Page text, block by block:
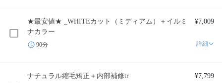
★最安値★ _WHITEカット（ミディアム）＋イルミ
ナカラー
¥7,009
90分 詳細
ナチュラル縮毛矯正＋内部補修tr ¥7,799